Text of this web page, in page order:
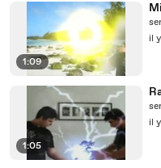
1:09
il
1:05
il